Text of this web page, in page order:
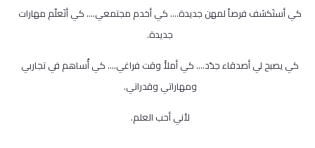
كي أستَكشف فرصاً لمهن جديدة…. كي أخدم مجتمعي…. كي أتَعلّم مهارات
جديدة.
كي يصبح لي أصدقاء جدّد…. كي أملأَ وقت فراغي…. كي أُساهم في تجاربي
ومهاراتي وقدراتي.
لأني أحب العلم.